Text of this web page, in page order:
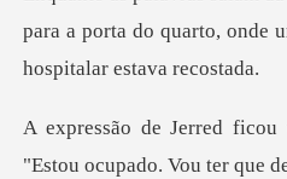
para a porta do quarto, onde
"Estou ocu